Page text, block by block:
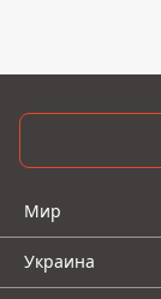
Мир
Украина